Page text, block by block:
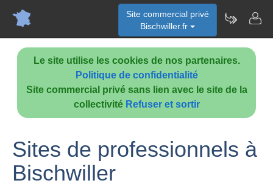
Le site utilise les cookies de nos partenaires.
Politique de confidentialité
Site commercial privé sans lien avec le site de la
collectivité Refuser et sortir
Site commercial privé
Bischwiller.fr
Sites de professionnels à
Bischwiller